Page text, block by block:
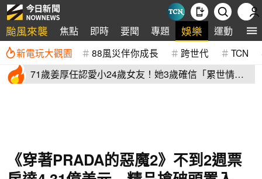
颱風來襲 焦點 即時 要聞 專題 娛樂 運動 全
新電玩大觀園 88風災伴你成長 跨世代 TCN
71歲姜厚任認愛小24歲女友！她3歲確信「累世情
《穿著PRADA的惡魔2》不到2週票